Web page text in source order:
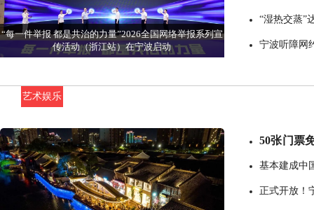
“每一件举报 都是共治的力量”2026全国网络举报系列宣
传活动（浙江站）在宁波启动
“湿热交蒸”
宁波听障网
50张门票
重磅启幕
基本建成中
来5年浙江旅
正式开放！
艺术娱乐